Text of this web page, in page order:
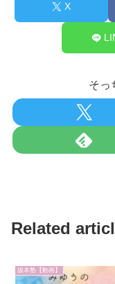
X
そっ
Related
坂本塾【動画】